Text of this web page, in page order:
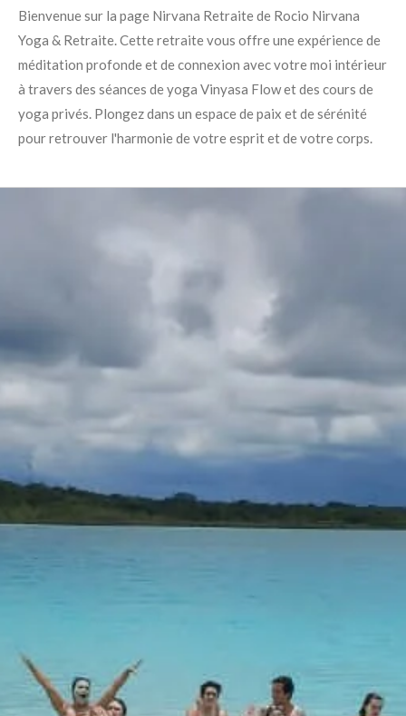
Bienvenue sur la page Nirvana Retraite de Rocio Nirvana
Yoga & Retraite. Cette retraite vous offre une expérience de
méditation profonde et de connexion avec votre moi intérieur
à travers des séances de yoga Vinyasa Flow et des cours de
yoga privés. Plongez dans un espace de paix et de sérénité
pour retrouver l'harmonie de votre esprit et de votre corps.